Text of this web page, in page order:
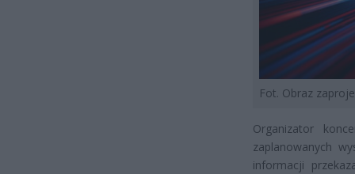
Fot. Obraz
Organizator
zaplanowanych
informacji